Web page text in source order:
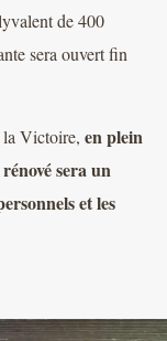
de 400
sera ouvert fin
la Victoire, en plein
sera un
et les